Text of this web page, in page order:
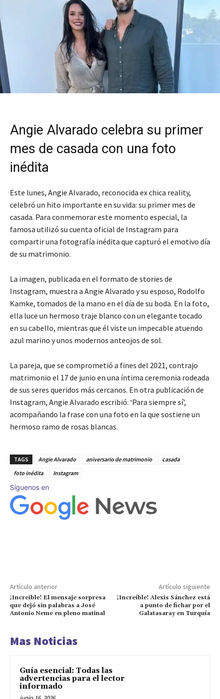
Angie Alvarado celebra su primer
mes de casada con una foto
inédita
Este lunes, Angie Alvarado, reconocida ex chica reality,
celebró un hito importante en su vida: su primer mes de
casada. Para conmemorar este momento especial, la
famosa utilizó su cuenta oficial de Instagram para
compartir una fotografía inédita que capturó el emotivo día
de su matrimonio.
La imagen, publicada en el formato de stories de
Instagram, muestra a Angie Alvarado y su esposo, Rodolfo
Kamke, tomados de la mano en el día de su boda. En la foto,
ella luce un hermoso traje blanco con un elegante tocado
en su cabello, mientras que él viste un impecable atuendo
azul marino y unos modernos anteojos de sol.
La pareja, que se comprometió a fines del 2021, contrajo
matrimonio el 17 de junio en una íntima ceremonia rodeada
de sus seres queridos más cercanos. En otra publicación de
Instagram, Angie Alvarado escribió: ‘Para siempre sí’,
acompañando la frase con una foto en la que sostiene un
hermoso ramo de rosas blancas.
TAGS Angie Alvarado aniversario de matrimonio
casada
foto inédita
Instagram
Síguenos en
Artículo anterior
¡Increíble! El mensaje sorpresa
que dejó sin palabras a José
Antonio Neme en pleno matinal
Artículo siguiente
¡Increíble! Alexis Sánchez está
a punto de fichar por el
Galatasaray en Turquía
Mas Noticias
Guía esencial: Todas las
advertencias para el lector
informado